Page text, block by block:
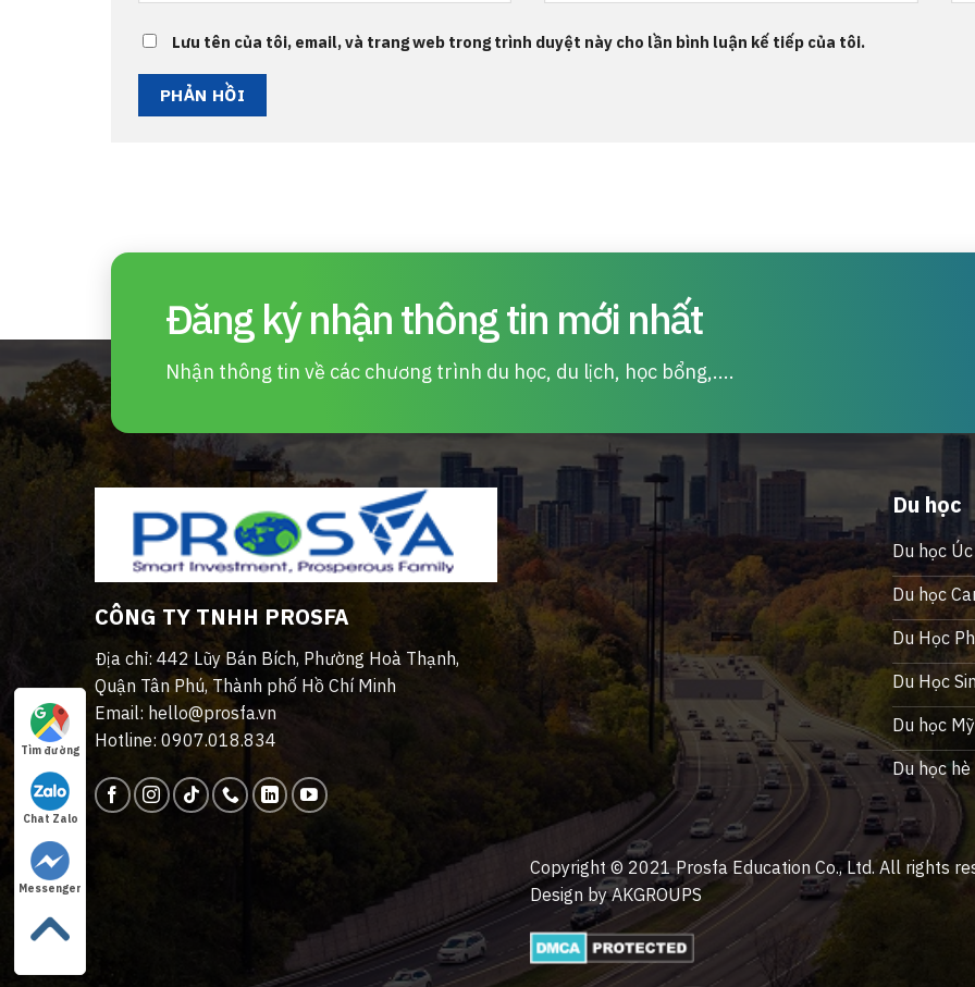
Lưu tên của tôi, email, và trang web trong trình duyệt này cho lần bình luận kế tiếp của tôi.
Đăng ký nhận thông tin mới nhất
Nhận thông tin về các chương trình du học, du lịch, học bổng,....
CÔNG TY TNHH PROSFA
Địa chỉ: 442 Lũy Bán Bích, Phường Hoà Thạnh,
Quận Tân Phú, Thành phố Hồ Chí Minh
Email: hello@prosfa.vn
Hotline: 0907.018.834
Du học
Du học Úc
Du học
Du Học
Du Học
Du học Mỹ
Du học hè
Copyright © 2021 Prosfa Education Co., Ltd. All rights
Design by AKGROUPS
Tìm đường
Chat Zalo
Messenger